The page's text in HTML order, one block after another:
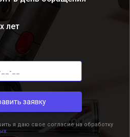
лет
заявку
я даю свое согласие на обработку